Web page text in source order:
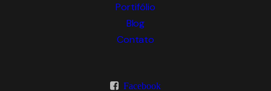
Portifólio
Blog
Contato
Facebook